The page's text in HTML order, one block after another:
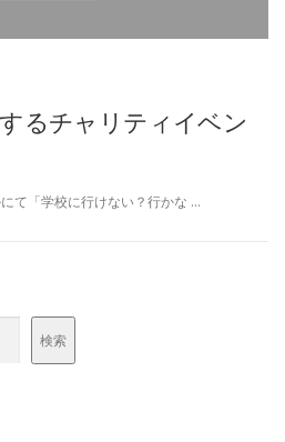
るチャリティイベン
て「学校に行けない？行かな …
検索